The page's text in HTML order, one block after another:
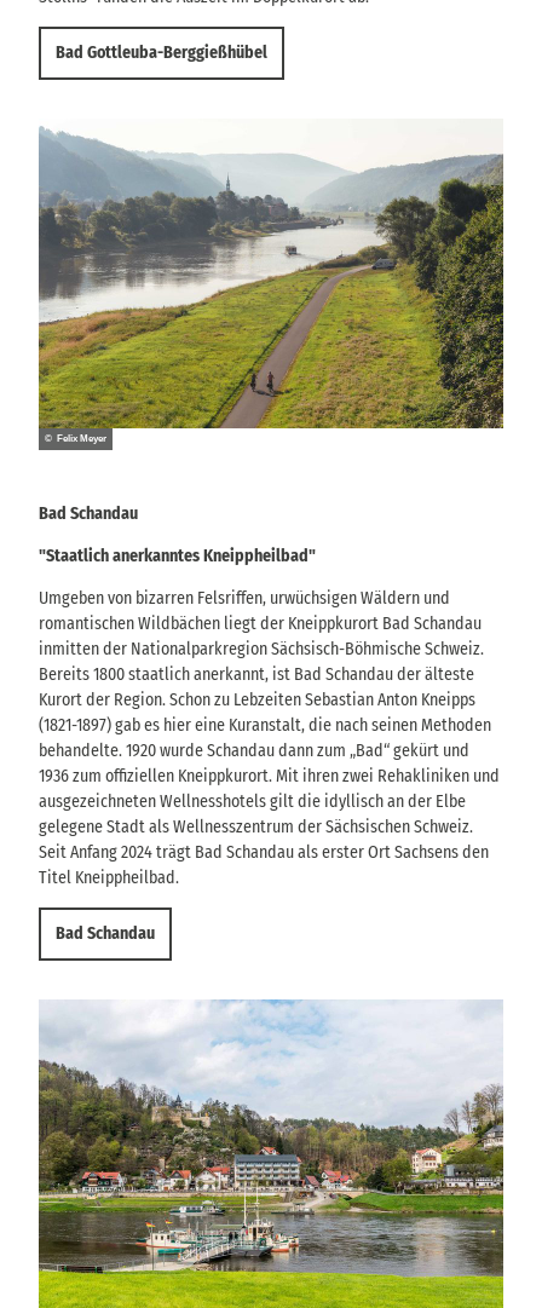
Bad Gottleuba-Berggießhübel
Bad Schandau
"Staatlich anerkanntes Kneippheilbad"
Umgeben von bizarren Felsriffen, urwüchsigen Wäldern und
romantischen Wildbächen liegt der Kneippkurort Bad Schandau
inmitten der Nationalparkregion Sächsisch-Böhmische Schweiz.
Bereits 1800 staatlich anerkannt, ist Bad Schandau der älteste
Kurort der Region. Schon zu Lebzeiten Sebastian Anton Kneipps
(1821-1897) gab es hier eine Kuranstalt, die nach seinen Methoden
behandelte. 1920 wurde Schandau dann zum „Bad“ gekürt und
1936 zum offiziellen Kneippkurort. Mit ihren zwei Rehakliniken und
ausgezeichneten Wellnesshotels gilt die idyllisch an der Elbe
gelegene Stadt als Wellnesszentrum der Sächsischen Schweiz.
Seit Anfang 2024 trägt Bad Schandau als erster Ort Sachsens den
Titel Kneippheilbad.
Bad Schandau
© Felix Meyer